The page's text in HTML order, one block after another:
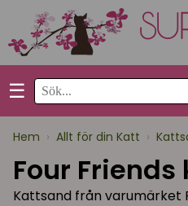
☰
Hem › Allt för din Katt ›
Four
Kattsand från varumärket